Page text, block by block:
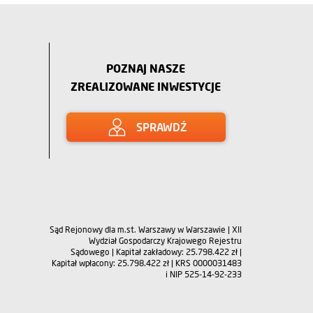
POZNAJ NASZE
ZREALIZOWANE INWESTYCJE
SPRAWDŹ
Sąd Rejonowy dla m.st. Warszawy w Warszawie | XII
Wydział Gospodarczy Krajowego Rejestru
Sądowego | Kapitał zakładowy: 25.798.422 zł |
Kapitał wpłacony: 25.798.422 zł | KRS 0000031483
i NIP 525-14-92-233